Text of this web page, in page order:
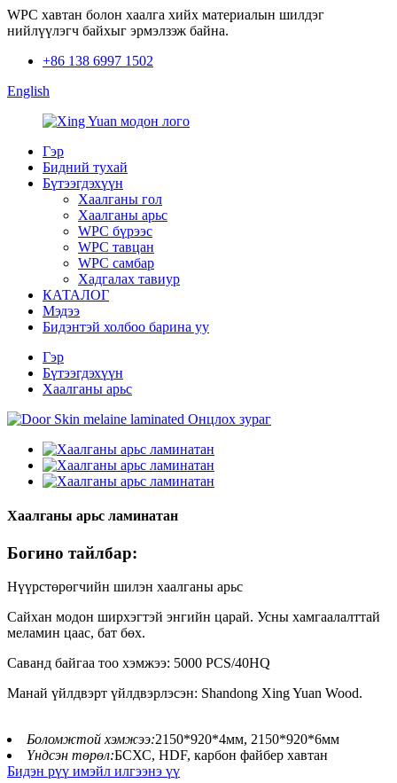
WPC хавтан болон хаалга хийх материалын шилдэг
нийлүүлэгч байхыг эрмэлзэж байна.
+86 138 6997 1502
English
Гэр
Бидний тухай
Бүтээгдэхүүн
Хаалганы гол
Хаалганы арьс
WPC бүрээс
WPC тавцан
WPC самбар
Хадгалах тавиур
КАТАЛОГ
Мэдээ
Бидэнтэй холбоо барина уу
Гэр
Бүтээгдэхүүн
Хаалганы арьс
Хаалганы арьс ламинатан
Богино тайлбар:
Нүүрстөрөгчийн шилэн хаалганы арьс
Сайхан модон ширхэгтэй энгийн царай. Усны хамгаалалттай
меламин цаас, бат бөх.
Саванд байгаа тоо хэмжээ: 5000 PCS/40HQ
Манай үйлдвэрт үйлдвэрлэсэн: Shandong Xing Yuan Wood.
Боломжтой хэмжээ:2150*920*4мм, 2150*920*6мм
Үндсэн төрөл:БСХС, HDF, карбон файбер хавтан
Бидэн рүү имэйл илгээнэ үү